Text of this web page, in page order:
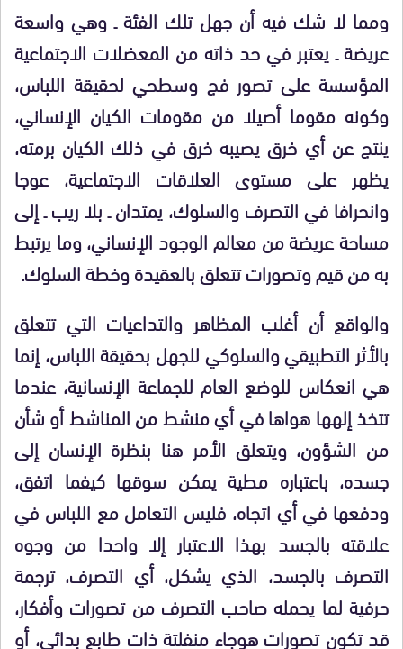
ومما لا شك فيه أن جهل تلك الفئة ـ وهي واسعة
عريضة ـ يعتبر في حد ذاته من المعضلات الاجتماعية
المؤسسة على تصور فج وسطحي لحقيقة اللباس،
وكونه مقوما أصيلا من مقومات الكيان الإنساني،
ينتج عن أي خرق يصيبه خرق في ذلك الكيان برمته،
يظهر على مستوى العلاقات الاجتماعية، عوجا
وانحرافا في التصرف والسلوك، يمتدان ـ بلا ريب ـ إلى
مساحة عريضة من معالم الوجود الإنساني، وما يرتبط
به من قيم وتصورات تتعلق بالعقيدة وخطة السلوك.
والواقع أن أغلب المظاهر والتداعيات التي تتعلق
بالأثر التطبيقي والسلوكي للجهل بحقيقة اللباس، إنما
هي انعكاس للوضع العام للجماعة الإنسانية، عندما
تتخذ إلهها هواها في أي منشط من المناشط أو شأن
من الشؤون، ويتعلق الأمر هنا بنظرة الإنسان إلى
جسده، باعتباره مطية يمكن سوقها كيفما اتفق،
ودفعها في أي اتجاه، فليس التعامل مع اللباس في
علاقته بالجسد بهذا الاعتبار إلا واحدا من وجوه
التصرف بالجسد، الذي يشكل، أي التصرف، ترجمة
حرفية لما يحمله صاحب التصرف من تصورات وأفكار،
قد تكون تصورات هوجاء منفلتة ذات طابع بدائي، أو